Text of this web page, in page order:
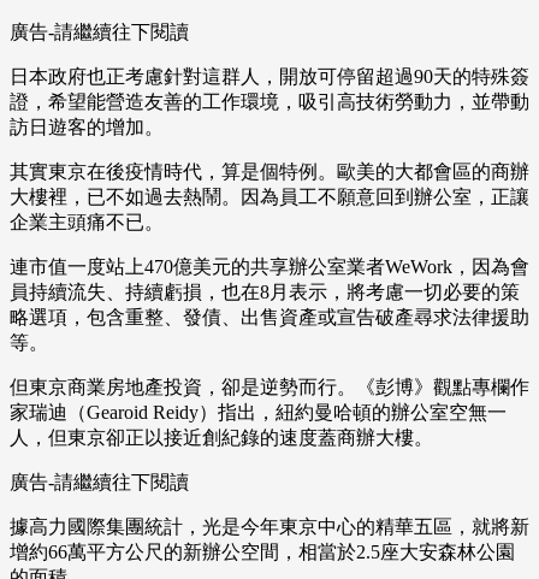
廣告-請繼續往下閱讀
日本政府也正考慮針對這群人，開放可停留超過90天的特殊簽
證，希望能營造友善的工作環境，吸引高技術勞動力，並帶動
訪日遊客的增加。
其實東京在後疫情時代，算是個特例。歐美的大都會區的商辦
大樓裡，已不如過去熱鬧。因為員工不願意回到辦公室，正讓
企業主頭痛不已。
連市值一度站上470億美元的共享辦公室業者WeWork，因為會
員持續流失、持續虧損，也在8月表示，將考慮一切必要的策
略選項，包含重整、發債、出售資產或宣告破產尋求法律援助
等。
但東京商業房地產投資，卻是逆勢而行。《彭博》觀點專欄作
家瑞迪（Gearoid Reidy）指出，紐約曼哈頓的辦公室空無一
人，但東京卻正以接近創紀錄的速度蓋商辦大樓。
廣告-請繼續往下閱讀
據高力國際集團統計，光是今年東京中心的精華五區，就將新
增約66萬平方公尺的新辦公空間，相當於2.5座大安森林公園